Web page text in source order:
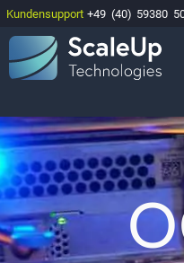
Kundensupport +49 (40) 59380